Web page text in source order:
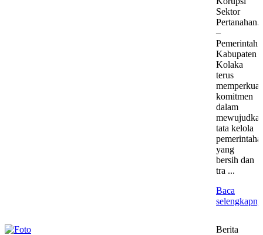
Sektor
–
Pemerintah
Kabupaten
Kolaka
terus
memperkuat
komitmen
dalam
tata kelola
yang
bersih dan
tra ...
Baca
Berita